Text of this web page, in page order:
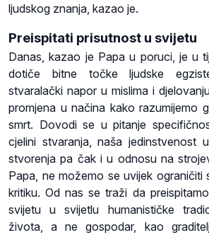
ljudskog znanja, kazao je.
Preispitati prisutnost u svijetu
Danas, kazao je Papa u poruci, je u
dotiče bitne točke ljudske
stvaralački napor u mislima i
promjena u načina kako razumijemo
smrt. Dovodi se u pitanje
cjelini stvaranja, naša jedinstvenost
stvorenja pa čak i u odnosu na
Papa, ne možemo se uvijek ograničiti
kritiku. Od nas se traži da
svijetu u svijetlu humanističke
života, a ne gospodar, kao